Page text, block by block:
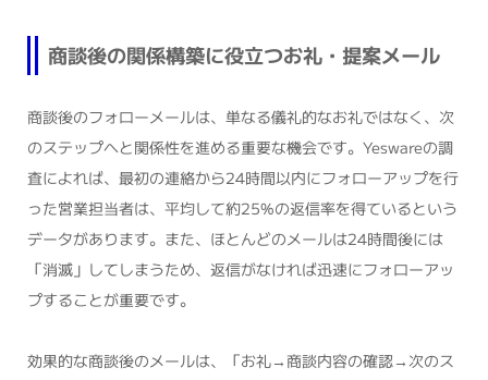
商談後の関係構築に役立つお礼・提案メール
商談後のフォローメールは、単なる儀礼的なお礼ではなく、次
のステップへと関係性を進める重要な機会です。Yeswareの調
査によれば、最初の連絡から24時間以内にフォローアップを行
った営業担当者は、平均して約25%の返信率を得ているという
データがあります。また、ほとんどのメールは24時間後には
「消滅」してしまうため、返信がなければ迅速にフォローアッ
プすることが重要です。
効果的な商談後のメールは、「お礼→商談内容の確認→次のス